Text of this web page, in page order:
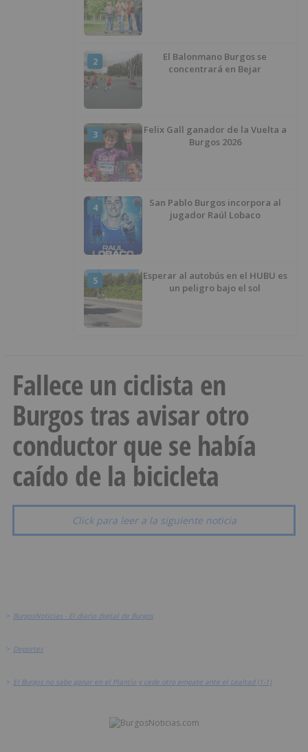
2
El Balonmano Burgos se
concentrará en Bejar
3
Felix Gall ganador de la Vuelta a
Burgos 2026
4
San Pablo Burgos incorpora al
jugador Raúl Lobaco
5
Esperar al autobús en el HUBU es
un peligro bajo el sol
Fallece un ciclista en
Burgos tras avisar otro
conductor que se había
caído de la bicicleta
Click para leer a la siguiente noticia
> BurgosNoticias - El diario digital de Burgos
> Deportes
> El Burgos no sabe ganar en el Plantío y cede otro empate ante el Lealtad (1-1)